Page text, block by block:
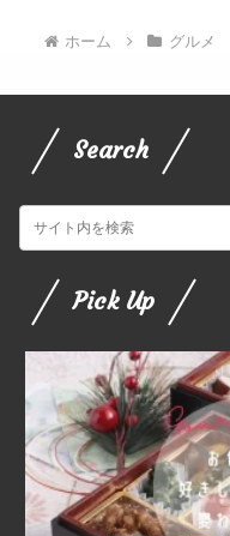
ホーム グルメ
Search
Pick Up